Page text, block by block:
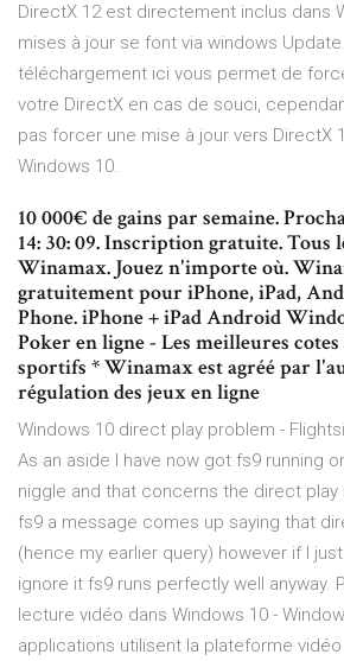
DirectX 12 est directement inclus dans
mises à jour se font via windows
téléchargement ici vous permet de
votre DirectX en cas de souci,
pas forcer une mise à jour vers DirectX
Windows 10.
10 000€ de gains par semaine.
14: 30: 09. Inscription gratuite. Tous
Winamax. Jouez n'importe où.
gratuitement pour iPhone, iPad,
Phone. iPhone + iPad Android
Poker en ligne - Les meilleures
sportifs * Winamax est agréé par
régulation des jeux en ligne
Windows 10 direct play problem -
As an aside I have now got fs9 running
niggle and that concerns the direct play
fs9 a message comes up saying that
(hence my earlier query) however if I
ignore it fs9 runs perfectly well anyway.
lecture vidéo dans Windows 10 -
applications utilisent la plateforme